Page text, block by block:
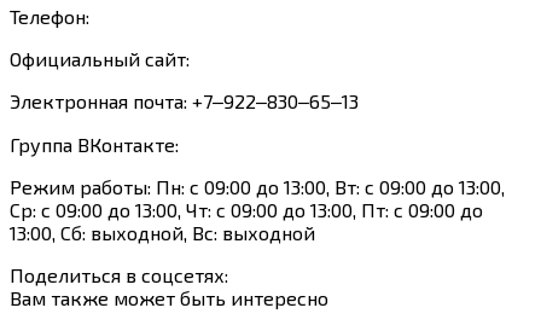
Телефон:
Официальный сайт:
Электронная почта: +7‒922‒830‒65‒13
Группа ВКонтакте:
Режим работы: Пн: с 09:00 до 13:00, Вт: с 09:00 до 13:00,
Ср: с 09:00 до 13:00, Чт: с 09:00 до 13:00, Пт: с 09:00 до
13:00, Сб: выходной, Вс: выходной
Поделиться в соцсетях:
Вам также может быть интересно